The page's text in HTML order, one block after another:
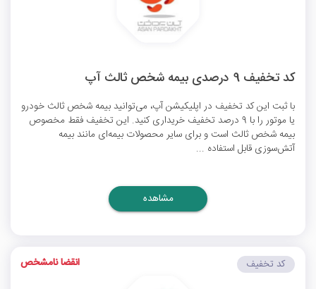
کد تخفیف 9 درصدی بیمه شخص ثالث آپ
با ثبت این کد تخفیف در اپلیکیشن آپ، می‌توانید بیمه شخص ثالث خودرو
یا موتور را با 9 درصد تخفیف خریداری کنید. این تخفیف فقط مخصوص
بیمه شخص ثالث است و برای سایر محصولات بیمه‌ای مانند بیمه
آتش‌سوزی قابل استفاده ...
مشاهده
کد تخفیف انقضا نامشخص